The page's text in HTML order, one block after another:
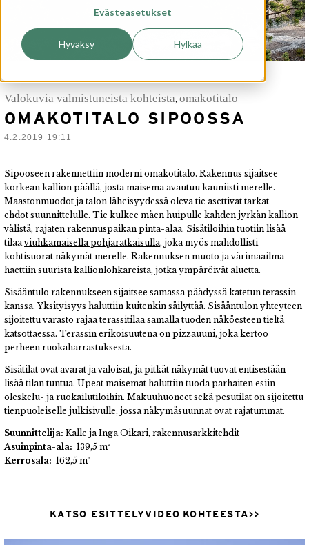
Evästeasetukset
Hyväksy Hylkää
Valokuvia valmistuneista kohteista, omakotitalo
OMAKOTITALO SIPOOSSA
4.2.2019 19:11
Sipooseen rakennettiin moderni omakotitalo. Rakennus sijaitsee
korkean kallion päällä, josta maisema avautuu kauniisti merelle.
Maastonmuodot ja talon läheisyydessä oleva tie asettivat tarkat
ehdot suunnittelulle. Tie kulkee mäen huipulle kahden jyrkän kallion
välistä, rajaten rakennuspaikan pinta-alaa. Sisätiloihin tuotiin lisää
tilaaviuhkamaisella pohjaratkaisulla, joka myös mahdollisti
kohtisuorat näkymät merelle. Rakennuksen muoto ja värimaailma
haettiin suurista kallionlohkareista, jotka ympäröivät aluetta.
Sisääntulo rakennukseen sijaitsee samassa päädyssä katetun terassin
kanssa. Yksityisyys haluttiin kuitenkin säilyttää. Sisääntulon yhteyteen
sijoitettu varasto rajaa terassitilaa samalla tuoden näköesteen tieltä
katsottaessa. Terassin erikoisuutena on pizzauuni, joka kertoo
perheen ruokaharrastuksesta.
Sisätilat ovat avarat ja valoisat, ja pitkät näkymät tuovat entisestään
lisää tilan tuntua. Upeat maisemat haluttiin tuoda parhaiten esiin
oleskelu- ja ruokailutiloihin. Makuuhuoneet sekä pesutilat on sijoitettu
tienpuoleiselle julkisivulle, jossa näkymäsuunnat ovat rajatummat.
Suunnittelija: Kalle ja Inga Oikari, rakennusarkkitehdit
Asuinpinta-ala: 139,5 m²
Kerrosala: 162,5 m²
KATSO ESITTELYVIDEO KOHTEESTA>>